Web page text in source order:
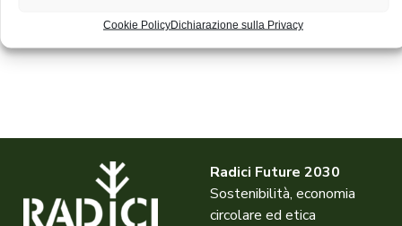
Cookie PolicyDichiarazione sulla Privacy
Radici Future 2030
Sostenibilità, economia
circolare ed etica